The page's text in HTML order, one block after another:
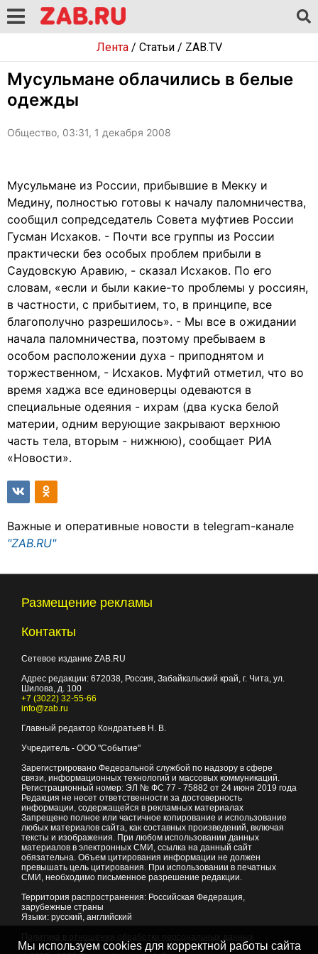
Лента/ Статьи/ ZAB.TV
Мусульмане облачились в белые
одежды
Общество, 03:31, 1 декабря 2008
Мусульмане из России, прибывшие в Мекку и
Медину, полностью готовы к началу паломничества,
сообщил сопредседатель Совета муфтиев России
Гусман Исхаков. - Почти все группы из России
практически без особых проблем прибыли в
Саудовскую Аравию, - сказал Исхаков. По его
словам, «если и были какие-то проблемы у россиян,
в частности, с прибытием, то, в принципе, все
благополучно разрешилось». - Мы все в ожидании
начала паломничества, поэтому пребываем в
особом расположении духа - приподнятом и
торжественном, - Исхаков. Муфтий отметил, что во
время хаджа все единоверцы одеваются в
специальные одеяния - ихрам (два куска белой
материи, одним верующие закрывают верхнюю
часть тела, вторым - нижнюю), сообщает РИА
«Новости».
Важные и оперативные новости в telegram-канале
"ZAB.RU"
Размещение рекламы
Контакты
Сетевое издание ZAB.RU
Адрес редакции: 672038, Россия, Забайкальский край, г. Чита, ул.
Шилова, д. 100
+7 (3022) 32-55-66
info@zab.ru
Главный редактор Кондратьев Н. В.
Учредитель - ООО "Событие"
Зарегистрировано Федеральной службой по надзору в сфере
связи, информационных технологий и массовых коммуникаций.
Регистрационный номер: ЭЛ № ФС 77 - 75882 от 24 июня 2019 года
Редакция не несет ответственности за достоверность
информации, содержащейся в рекламных материалах
Запрещено полное или частичное копирование и использование
любых материалов сайта, как составных произведений, включая
тексты и изображения. При любом использовании данных
материалов в электронных СМИ, ссылка на данный сайт
обязательна. Объем цитирования информации не должен
превышать цель цитирования. При использовании в печатных
СМИ, необходимо письменное разрешение редакции.
Территория распространения: Российская Федерация,
зарубежные страны
Языки: русский, английский
Мы используем cookies для корректной работы сайта